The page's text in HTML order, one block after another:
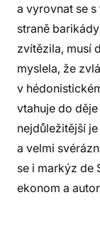
a vyrovnat se
straně
zvítězila, musí
myslela, že
v
vtahuje do
nejdůležitější
a velmi
se i markýz de
ekonom a